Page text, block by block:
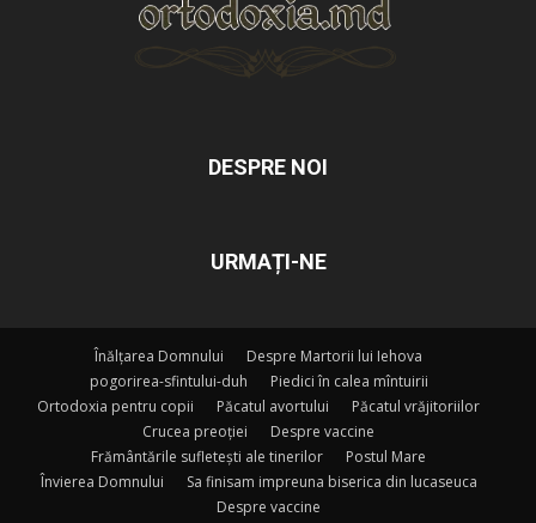
DESPRE NOI
URMAȚI-NE
Înălțarea Domnului
Despre Martorii lui Iehova
pogorirea-sfintului-duh
Piedici în calea mîntuirii
Ortodoxia pentru copii
Păcatul avortului
Păcatul vrăjitoriilor
Crucea preoției
Despre vaccine
Frământările sufletești ale tinerilor
Postul Mare
Învierea Domnului
Sa finisam impreuna biserica din lucaseuca
Despre vaccine